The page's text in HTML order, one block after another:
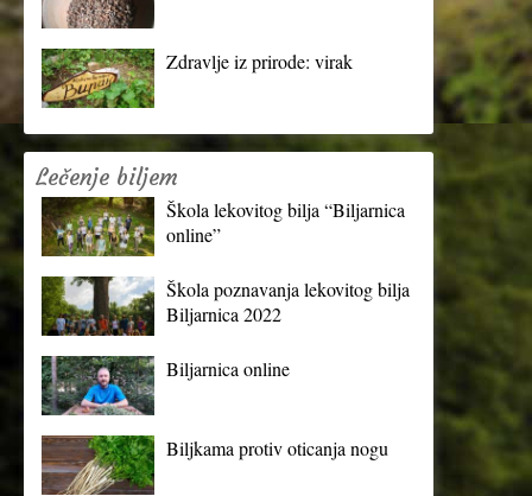
Zdravlje iz prirode: virak
Lečenje biljem
Škola lekovitog bilja “Biljarnica
online”
Škola poznavanja lekovitog bilja
Biljarnica 2022
Biljarnica online
Biljkama protiv oticanja nogu